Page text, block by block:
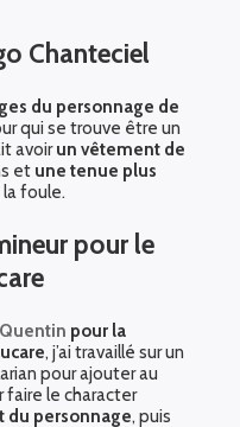
Chanteciel
du personnage de
qui se trouve être un
avoirun vêtement de
etune tenue plus
foule.
pour le
Quentin pour la
, j’ai travaillé sur un
pour ajouter au
faire le character
du personnage, puis